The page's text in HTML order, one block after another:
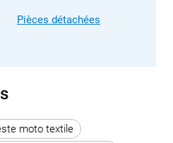
Pièces détachées
moto textile